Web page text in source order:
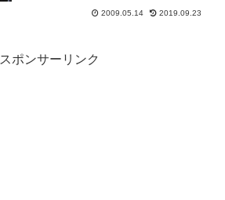
ワイヤーを追加して・・・...
2009.05.14 2019.09.23
スポンサーリンク